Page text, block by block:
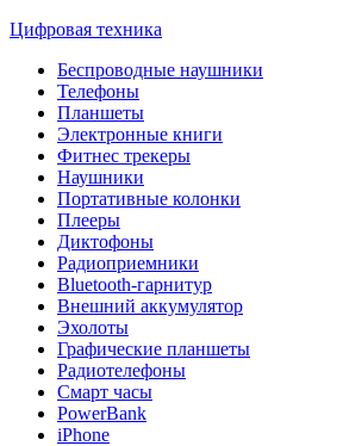
Цифровая техника
Беспроводные наушники
Телефоны
Планшеты
Электронные книги
Фитнес трекеры
Наушники
Портативные колонки
Плееры
Диктофоны
Радиоприемники
Bluetooth-гарнитур
Внешний аккумулятор
Эхолоты
Графические планшеты
Радиотелефоны
Смарт часы
PowerBank
iPhone